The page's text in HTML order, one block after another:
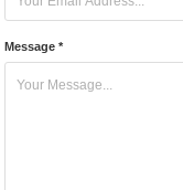
Message *